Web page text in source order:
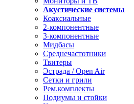
Акустические системы
Коаксиальные
2-компонентные
3-компонентные
Мидбасы
Среднечастотники
Твитеры
Эстрада / Open Air
Сетки и грили
Рем.комплекты
Подиумы и стойки